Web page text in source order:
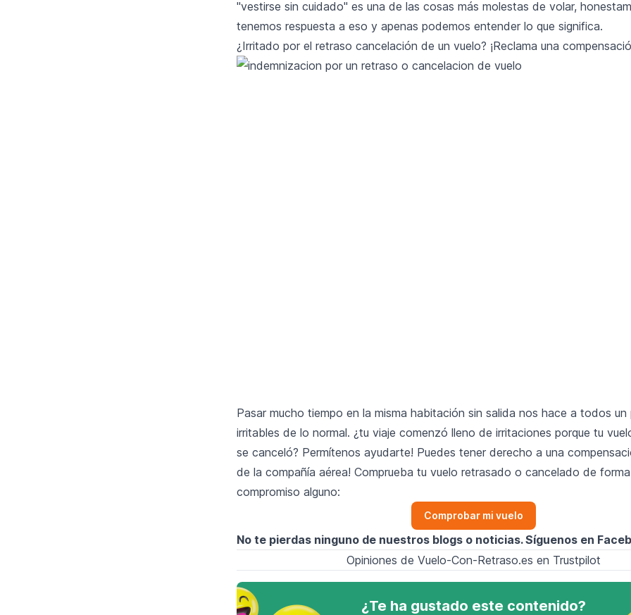
"vestirse sin cuidado" es una de las cosas más molestas de volar,
tenemos respuesta a eso y apenas podemos entender lo que significa.
¿Irritado por el retraso cancelación de un vuelo? ¡Reclama una
Pasar mucho tiempo en la misma habitación sin salida nos hace a todos
irritables de lo normal. ¿tu viaje comenzó lleno de irritaciones porque tu
se canceló? Permítenos ayudarte! Puedes tener derecho a una
de la compañía aérea! Comprueba tu vuelo retrasado o cancelado de
compromiso alguno:
Comprobar mi vuelo
No te pierdas ninguno de nuestros blogs o noticias. Síguenos en
Opiniones de Vuelo-Con-Retraso.es en Trustpilot
¿Te ha gustado este contenido?